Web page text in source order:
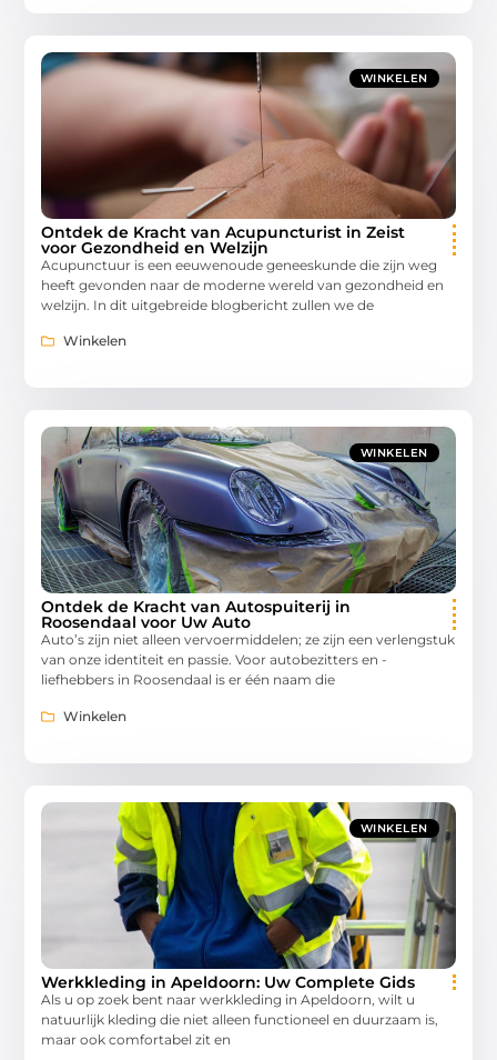
WINKELEN
Ontdek de Kracht van Acupuncturist in Zeist
voor Gezondheid en Welzijn
Acupunctuur is een eeuwenoude geneeskunde die zijn weg
heeft gevonden naar de moderne wereld van gezondheid en
welzijn. In dit uitgebreide blogbericht zullen we de
Winkelen
WINKELEN
Ontdek de Kracht van Autospuiterij in
Roosendaal voor Uw Auto
Auto’s zijn niet alleen vervoermiddelen; ze zijn een verlengstuk
van onze identiteit en passie. Voor autobezitters en -
liefhebbers in Roosendaal is er één naam die
Winkelen
WINKELEN
Werkkleding in Apeldoorn: Uw Complete Gids
Als u op zoek bent naar werkkleding in Apeldoorn, wilt u
natuurlijk kleding die niet alleen functioneel en duurzaam is,
maar ook comfortabel zit en